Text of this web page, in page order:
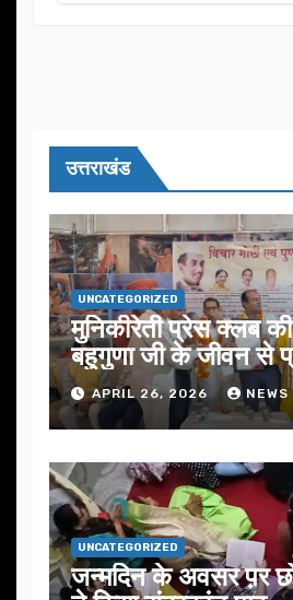
उत्तराखंड
UNCATEGORIZED
मुनिकीरेती प्रेस क्लब की
बहुगुणा जी के जीवन से
जोरAPRIL 26, 2026
UNCATEGORIZED
जन्मदिन के अवसर प़र